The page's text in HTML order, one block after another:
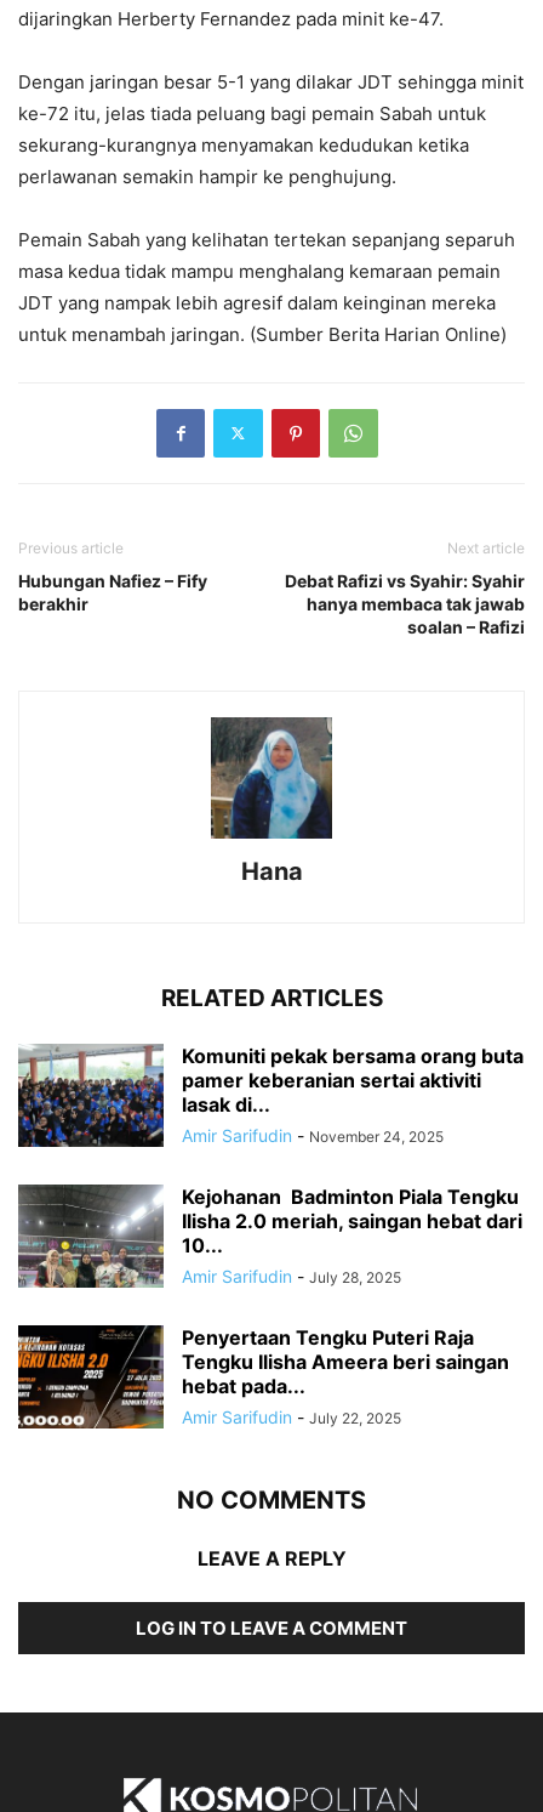
dijaringkan Herberty Fernandez pada minit ke-47.
Dengan jaringan besar 5-1 yang dilakar JDT sehingga minit
ke-72 itu, jelas tiada peluang bagi pemain Sabah untuk
sekurang-kurangnya menyamakan kedudukan ketika
perlawanan semakin hampir ke penghujung.
Pemain Sabah yang kelihatan tertekan sepanjang separuh
masa kedua tidak mampu menghalang kemaraan pemain
JDT yang nampak lebih agresif dalam keinginan mereka
untuk menambah jaringan. (Sumber Berita Harian Online)
Previous article
Hubungan Nafiez – Fify
berakhir
Next article
Debat Rafizi vs Syahir: Syahir
hanya membaca tak jawab
soalan – Rafizi
Hana
RELATED ARTICLES
Komuniti pekak bersama orang buta
pamer keberanian sertai aktiviti
lasak di...
Amir Sarifudin - November 24, 2025
Kejohanan Badminton Piala Tengku
Ilisha 2.0 meriah, saingan hebat dari
10...
Amir Sarifudin - July 28, 2025
Penyertaan Tengku Puteri Raja
Tengku Ilisha Ameera beri saingan
hebat pada...
Amir Sarifudin - July 22, 2025
NO COMMENTS
LEAVE A REPLY
LOG IN TO LEAVE A COMMENT